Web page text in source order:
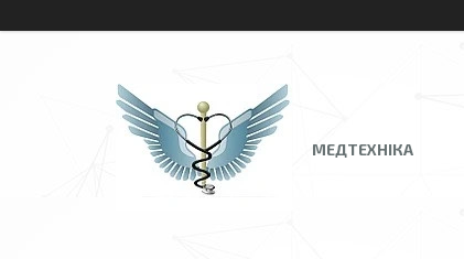
МЕДТЕХНІКА